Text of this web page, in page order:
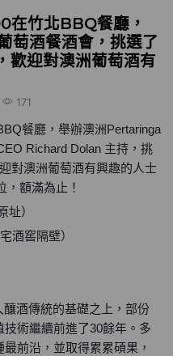
在竹北BBQ餐廳，
萄酒餐酒會，挑選了
歡迎對澳洲葡萄酒有
171
餐廳，舉辦澳洲Pertaringa
Richard Dolan 主持，挑
對澳洲葡萄酒有興趣的人士
，額滿為止！
址）
酒窖隔壁）
酒傳統的基礎之上，部份
術繼續前進了30餘年。多
前沿，並取得累累碩果，